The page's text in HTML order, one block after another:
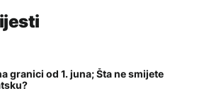
granici od 1. juna; Šta ne smijete